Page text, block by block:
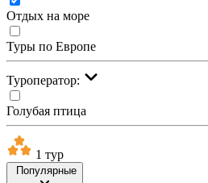
Отдых на море
Туры по Европе
Туроператор:
Голубая птица
1 тур
Популярные